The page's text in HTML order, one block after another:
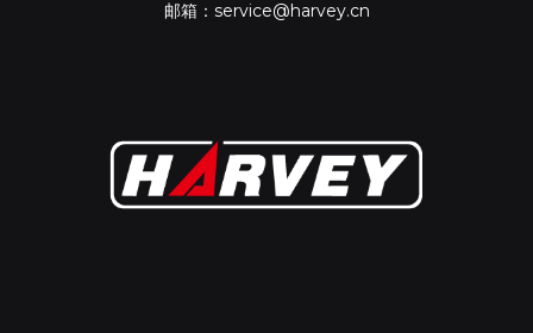
邮箱：service@harvey.cn